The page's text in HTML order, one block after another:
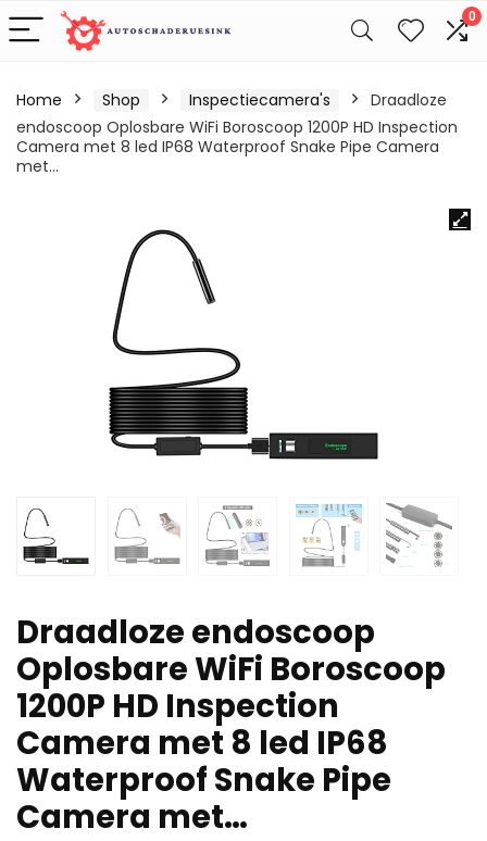
0
Home Shop Inspectiecamera's
Draadloze
endoscoop Oplosbare WiFi Boroscoop 1200P HD Inspection
Camera met 8 led IP68 Waterproof Snake Pipe Camera
met…
Draadloze endoscoop
Oplosbare WiFi Boroscoop
1200P HD Inspection
Camera met 8 led IP68
Waterproof Snake Pipe
Camera met…